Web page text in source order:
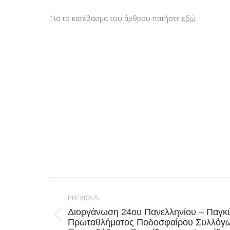
Για το κατέβασμα του άρθρου πατήστε εδώ
navigation
PREVIOUS
Previous
Διοργάνωση 24ου Πανελληνίου –
Πρωταθλήματος Ποδοσφαίρου